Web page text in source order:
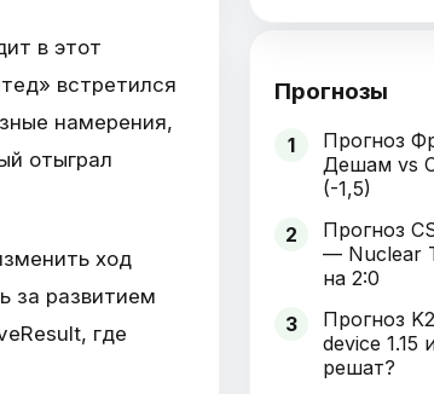
в этот
встретился
намерения,
отыграл
ход
за развитием
где
Прогнозы
1
Прогноз
Дешам vs
(-1,5)
2
Прогноз
— Nuclear
на 2:0
3
Прогноз
device 1.15
решат?